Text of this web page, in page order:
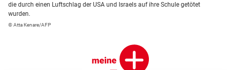
die durch einen Luftschlag der USA und Israels auf ihre Schule getötet
wurden.
© Atta Kenare/AFP